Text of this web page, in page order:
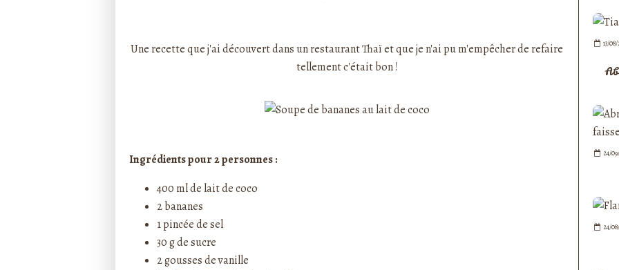
Une recette que j'ai découvert dans un restaurant Thaï et que je n'ai pu m'empêcher de refaire
tellement c'était bon !
Ingrédients pour 2 personnes :
400 ml de lait de coco
2 bananes
1 pincée de sel
30 g de sucre
2 gousses de vanille
13/
24/
24/